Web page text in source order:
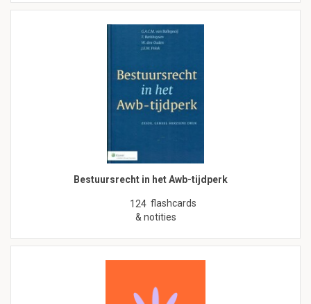
Bestuursrecht in het Awb-tijdperk
124 flashcards
& notities